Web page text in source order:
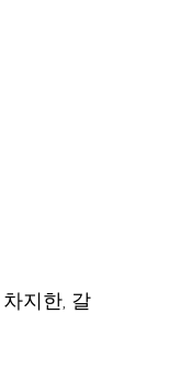
지한, 갈